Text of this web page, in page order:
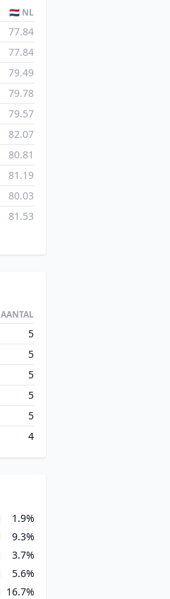
🇳🇱 NL
77.84
77.84
79.49
79.78
79.57
82.07
80.81
81.19
80.03
81.53
AANTAL
5
5
5
5
5
4
1.9%
9.3%
3.7%
5.6%
16.7%